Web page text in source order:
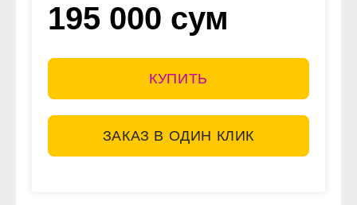
195 000 сум
КУПИТЬ
ЗАКАЗ В ОДИН КЛИК